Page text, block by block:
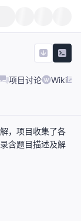
项目讨论 Wiki
，项目收集了各
含题目描述及解